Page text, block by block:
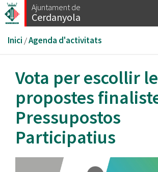
Vés
al
Ajuntament de
Cerdanyola
Esteu
aquí
Inici /Agenda d'activitats
Vota per escollir
propostes
Pressupostos
Participatius